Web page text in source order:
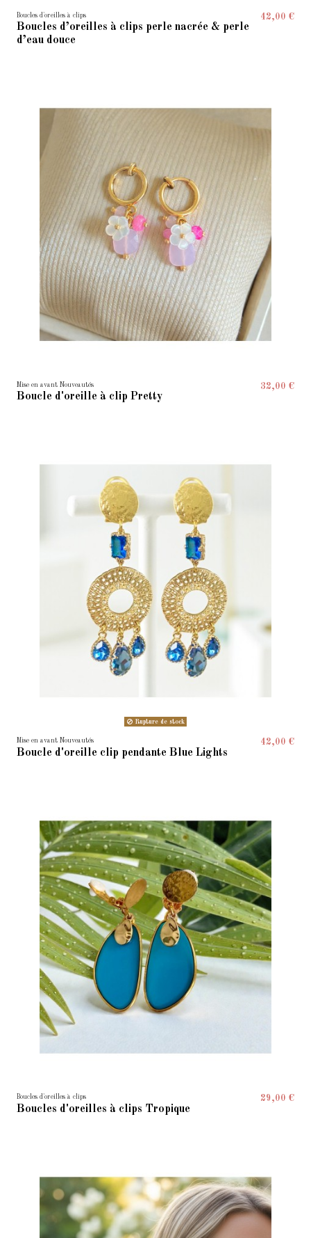
Boucles d'oreilles à clips
Boucles d’oreilles à clips perle nacrée & perle
d’eau douce
42,00 €
Mise en avant Nouveautés
Boucle d'oreille à clip Pretty
32,00 €
Rupture de stock
Mise en avant Nouveautés
Boucle d'oreille clip pendante Blue Lights
42,00 €
Boucles d'oreilles à clips
Boucles d'oreilles à clips Tropique
29,00 €